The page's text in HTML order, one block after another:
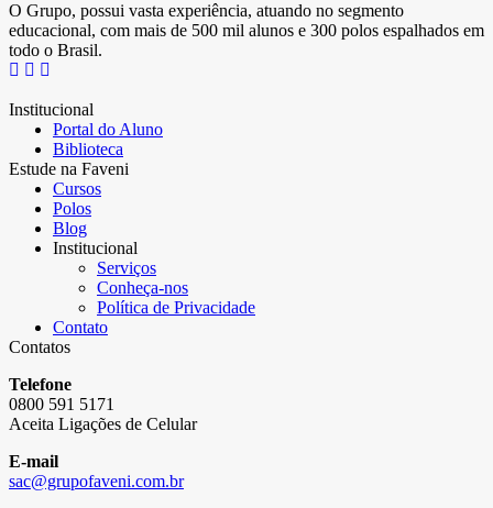
O Grupo, possui vasta experiência, atuando no segmento
educacional, com mais de 500 mil alunos e 300 polos espalhados em
todo o Brasil.
Institucional
Portal do Aluno
Biblioteca
Estude na Faveni
Cursos
Polos
Blog
Institucional
Serviços
Conheça-nos
Política de Privacidade
Contato
Contatos
Telefone
0800 591 5171
Aceita Ligações de Celular
E-mail
sac@grupofaveni.com.br